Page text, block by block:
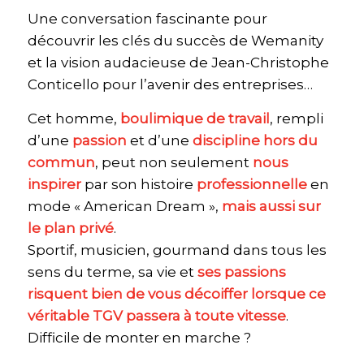
Une conversation fascinante pour
découvrir les clés du succès de Wemanity
et la vision audacieuse de Jean-Christophe
Conticello pour l’avenir des entreprises…
Cet homme, boulimique de travail, rempli
d’une passion et d’une discipline hors du
commun, peut non seulement nous
inspirerpar son histoire professionnelleen
mode « American Dream », mais aussi sur
le plan privé.
Sportif, musicien, gourmand dans tous les
sens du terme, sa vie et ses passions
risquent bien de vous décoiffer lorsque ce
véritable TGV passera à toute vitesse.
Difficile de monter en marche ?